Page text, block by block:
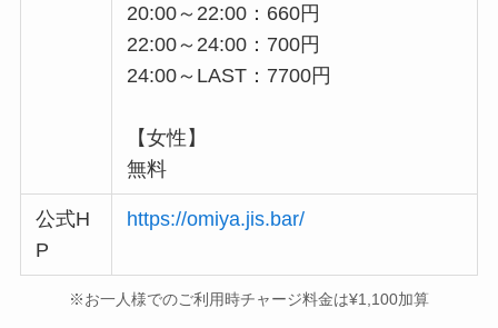
20:00～22:00：660円
22:00～24:00：700円
24:00～LAST：7700円
【女性】
無料
公式H
P
https://omiya.jis.bar/
※お一人様でのご利用時チャージ料金は¥1,100加算